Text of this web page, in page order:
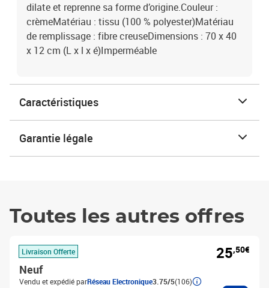
dilate et reprenne sa forme d’origine.Couleur :
crèmeMatériau : tissu (100 % polyester)Matériau
de remplissage : fibre creuseDimensions : 70 x 40
x 12 cm (L x l x é)Imperméable
Caractéristiques
Garantie légale
Toutes les autres offres
Livraison Offerte
Neuf
Vendu et expédié parRéseau Electronique3.75/5(106)
25,50€